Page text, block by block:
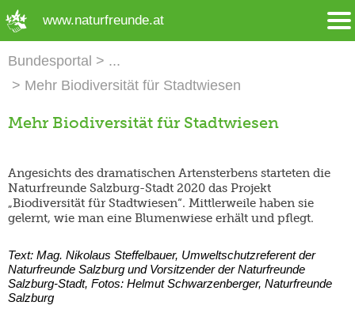
www.naturfreunde.at
Bundesportal
Mehr Biodiversität für Stadtwiesen
Mehr Biodiversität für Stadtwiesen
Angesichts des dramatischen Artensterbens starteten die
Naturfreunde Salzburg-Stadt 2020 das Projekt
„Biodiversität für Stadtwiesen“. Mittlerweile haben sie
gelernt, wie man eine Blumenwiese erhält und pflegt.
Text: Mag. Nikolaus Steffelbauer, Umweltschutzreferent der
Naturfreunde Salzburg und Vorsitzender der Naturfreunde
Salzburg-Stadt, Fotos: Helmut Schwarzenberger, Naturfreunde
Salzburg